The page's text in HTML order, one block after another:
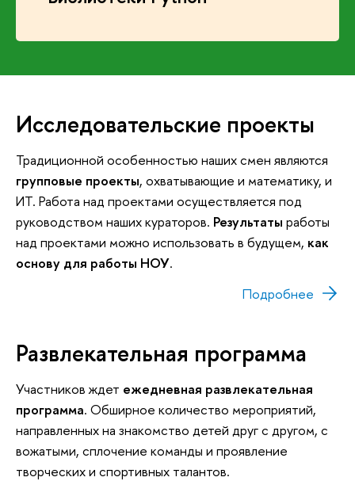
Исследовательские проекты
Традиционной особенностью наших смен являются
групповые проекты, охватывающие и математику, и
ИТ. Работа над проектами осуществляется под
руководством наших кураторов. Результаты работы
над проектами можно использовать в будущем, как
основу для работы НОУ.
Подробнее
Развлекательная программа
Участников ждет ежедневная развлекательная
программа. Обширное количество мероприятий,
направленных на знакомство детей друг с другом, с
вожатыми, сплочение команды и проявление
творческих и спортивных талантов.